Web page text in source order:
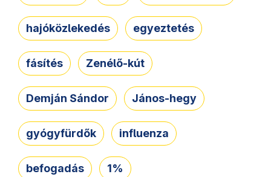
hajóközlekedés egyeztetés
fásítés Zenélő-kút
Demján Sándor János-hegy
gyógyfürdők influenza
befogadás 1%